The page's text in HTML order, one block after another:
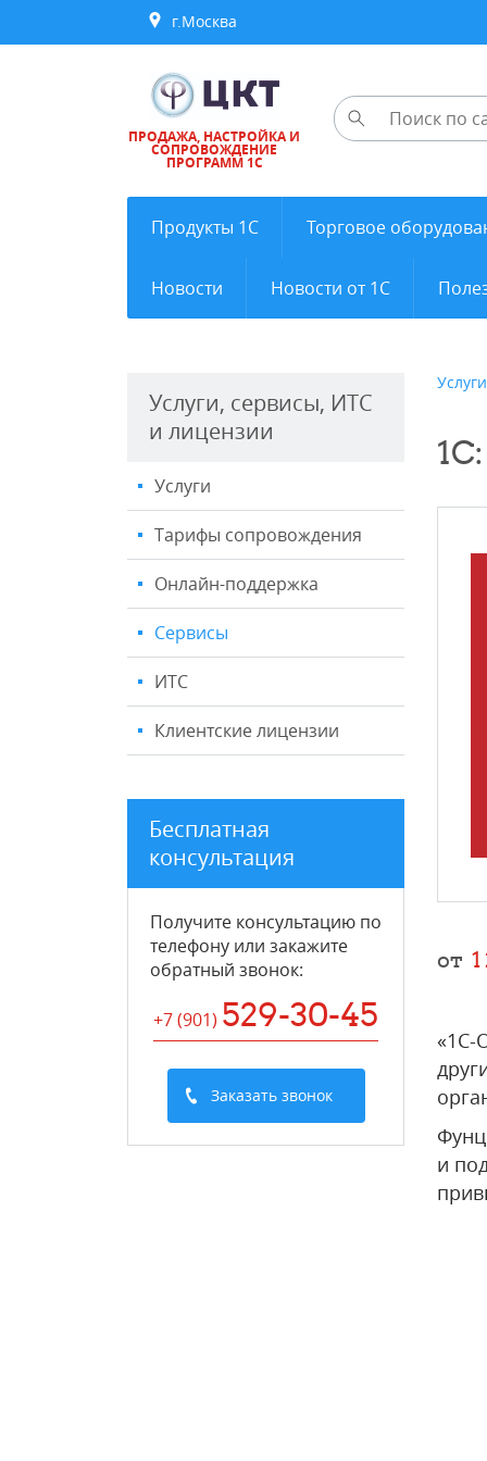
г.Москва
ПРОДАЖА, НАСТРОЙКА И
СОПРОВОЖДЕНИЕ
ПРОГРАММ 1С
Продукты 1С Торговое
Новости Новости от 1С
Услуги, сервисы, ИТС
и лицензии
Услуги
Тарифы сопровождения
Онлайн-поддержка
Сервисы
ИТС
Клиентские лицензии
Бесплатная
консультация
Получите консультацию по
телефону или закажите
обратный звонок:
+7 (901) 529-30-45
Заказать звонок
от
«1С-
и